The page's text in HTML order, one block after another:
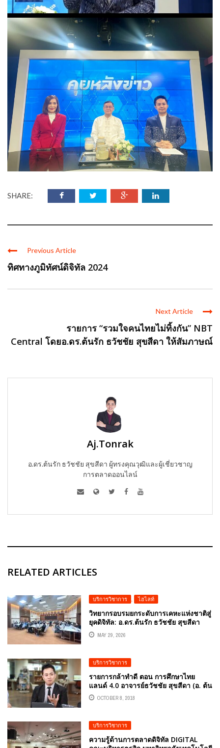
SHARE:
Previous Article
ทิศทางภูมิทัศน์ดิจิทัล 2024
Next Article
รายการ “รวมใจคนไทยไม่ทิ้งกัน” NBT
Central โดยอ.ดร.ต้นรัก ธวัชชัย สุขสีดา ให้สัมภาษณ์
Aj.Tonrak
อ.ดร.ต้นรัก ธวัชชัย สุขสีดา ผู้ทรงคุณวุฒิและผู้เชี่ยวชาญ
การตลาดออนไลน์
RELATED ARTICLES
บริการวิชาการ , ไฮไลท์
วิทยากรอบรมยกระดับการเคหะแห่งชาติสู่
ยุคดิจิทัล: อ.ดร.ต้นรัก ธวัชชัย สุขสีดา
ถ่ายทอดกลยุทธ์ MASTERING
GENERATIVE AI เพื่อประสิทธิภาพองค์กร
MAY 29, 2026
บริการวิชาการ
รายการกล้าทำดี ตอน การศึกษาไทย
แลนด์ 4.0 อาจารย์ธวัชชัย สุขสีดา (อ. ต้น
รัก)OCTOBER 8, 2018
บริการวิชาการ
ความรู้ด้านการตลาดดิจิทัล DIGITAL